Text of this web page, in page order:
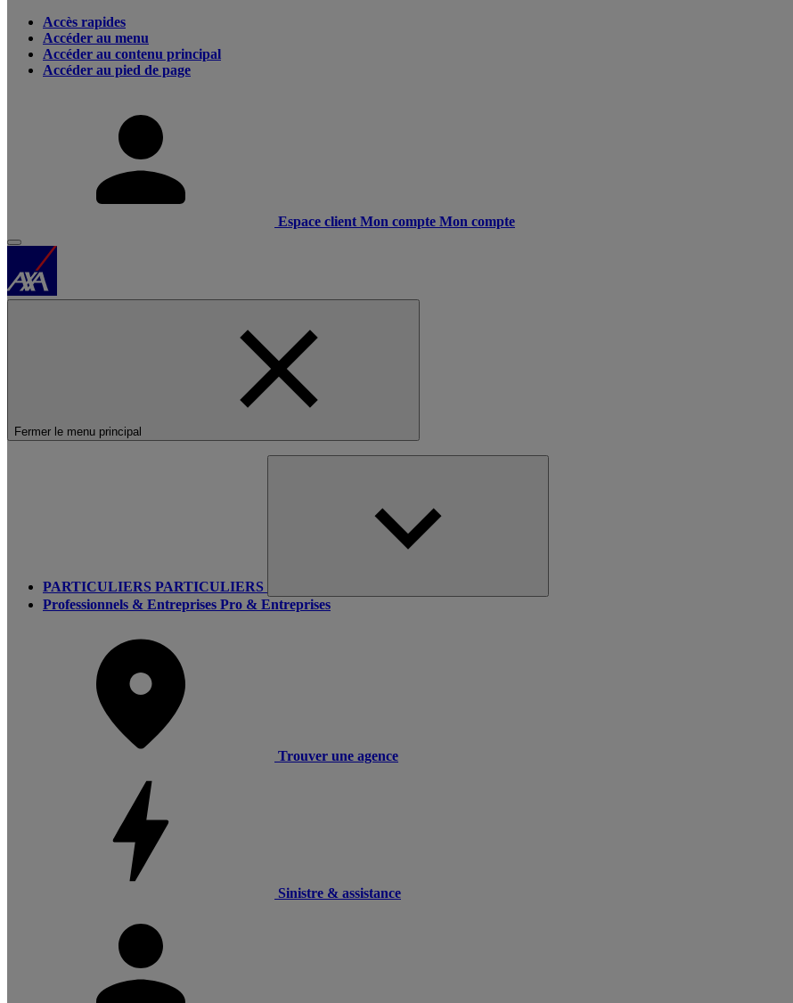
Accès rapides
Accéder au menu
Accéder au contenu principal
Accéder au pied de page
Espace client Mon compte Mon compte
Fermer le menu principal
PARTICULIERS PARTICULIERS
Professionnels & Entreprises Pro & Entreprises
Trouver une agence
Sinistre & assistance